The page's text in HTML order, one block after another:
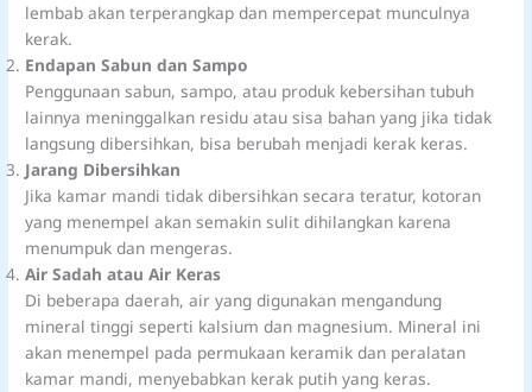
lembab akan terperangkap dan mempercepat munculnya
kerak.
Endapan Sabun dan Sampo
Penggunaan sabun, sampo, atau produk kebersihan tubuh
lainnya meninggalkan residu atau sisa bahan yang jika tidak
langsung dibersihkan, bisa berubah menjadi kerak keras.
Jarang Dibersihkan
Jika kamar mandi tidak dibersihkan secara teratur, kotoran
yang menempel akan semakin sulit dihilangkan karena
menumpuk dan mengeras.
Air Sadah atau Air Keras
Di beberapa daerah, air yang digunakan mengandung
mineral tinggi seperti kalsium dan magnesium. Mineral ini
akan menempel pada permukaan keramik dan peralatan
kamar mandi, menyebabkan kerak putih yang keras.